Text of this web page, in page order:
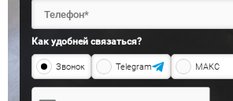
Как удобней связаться?
Звонок Telegram МАКС